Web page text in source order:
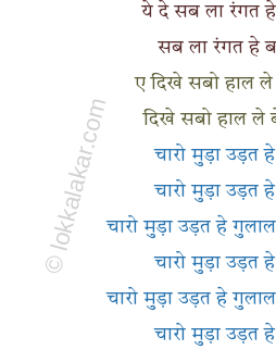
ये दे सब ला रंगत हे
सब ला रंगत हे
ए दिखे सबो हाल ले
दिखे सबो हाल ले
चारो मुड़ा उड़त
चारो मुड़ा उड़त
चारो मुड़ा उड़त हे गुलाल
चारो मुड़ा उड़त
चारो मुड़ा उड़त हे गुलाल
चारो मुड़ा उड़त